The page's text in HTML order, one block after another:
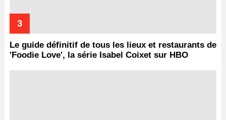
Le guide définitif de tous les lieux et restaurants de
'Foodie Love', la série Isabel Coixet sur HBO